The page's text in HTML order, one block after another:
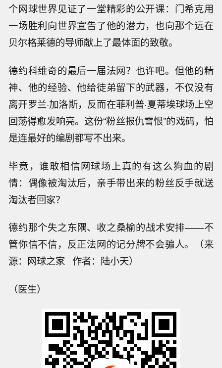
个网球世界见证了一堂精彩的公开课：门希克用
一场胜利向世界宣告了他的潜力，也向那个远在
贝尔格莱德的导师献上了最体面的致敬。
德约科维奇的最后一届法网？也许吧。但他的精
神、他的经验、他给徒弟留下的武器，不仅没有
离开罗兰·加洛斯，反而在菲利普·夏蒂埃球场上空
回荡得愈发响亮。这份“粉丝报仇雪恨”的戏码，怕
是连最好的编剧都写不出来。
毕竟，谁敢相信网球场上真的有这么狗血的剧
情：偶像被淘汰后，亲手带出来的粉丝反手就送
淘汰者回家？
德约那个失之东隅、收之桑榆的战术安排——不
管你信不信，反正法网的记分牌不会骗人。（来
源：网球之家 作者：陆小天）
（医生）